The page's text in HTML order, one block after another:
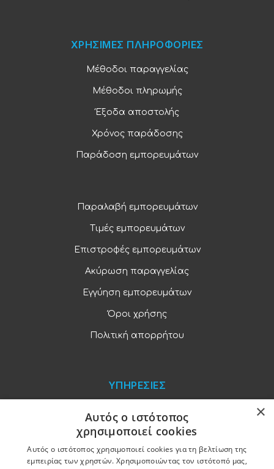
ΧΡΗΣΙΜΕΣ ΠΛΗΡΟΦΟΡΙΕΣ
Μέθοδοι παραγγελίας
Μέθοδοι πληρωμής
Έξοδα αποστολής
Χρόνος παράδοσης
Παράδοση εμπορευμάτων
Παραλαβή εμπορευμάτων
Τιμές εμπορευμάτων
Επιστροφές εμπορευμάτων
Ακύρωση παραγγελίας
Εγγύηση εμπορευμάτων
Όροι χρήσης
Πολιτική απορρήτου
ΥΠΗΡΕΣΙΕΣ
Παραγγελίες και πληρωμές
Χονδρική πώληση
×
Αυτός ο ιστότοπος
χρησιμοποιεί cookies
Αυτός ο ιστότοπος χρησιμοποιεί cookies για τη βελτίωση της
εμπειρίας των χρηστών. Χρησιμοποιώντας τον ιστότοπό μας,